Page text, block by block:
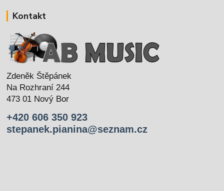
Kontakt
Zdeněk Štěpánek
Na Rozhraní 244
473 01 Nový Bor
+420 606 350 923
stepanek.pianina@seznam.cz